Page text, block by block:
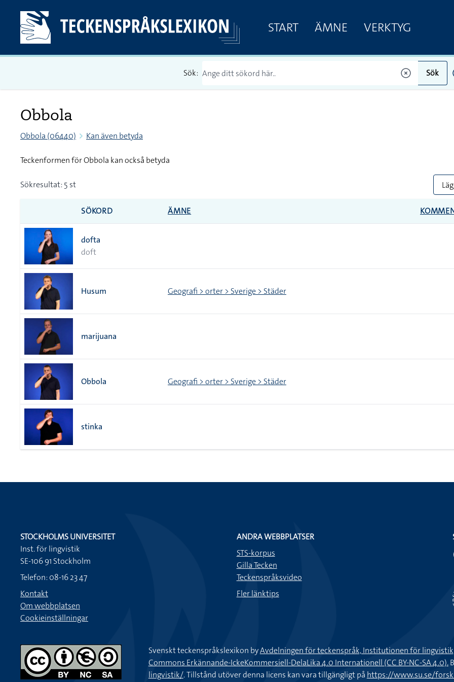
START ÄMNE VERKTYG
Sök: Sök
Obbola
Obbola (06440) Kan även betyda
Teckenformen för Obbola kan också betyda
Sökresultat: 5 st
SÖKORD ÄMNE
dofta
doft
Husum Geografi > orter > Sverige > Städer
marijuana
Obbola Geografi > orter > Sverige > Städer
stinka
STOCKHOLMS UNIVERSITET
Inst. för lingvistik
SE-106 91 Stockholm
Telefon: 08-16 23 47
Kontakt
Om webbplatsen
Cookieinställningar
ANDRA WEBBPLATSER
STS-korpus
Gilla Tecken
Teckenspråksvideo
Fler länktips
Svenskt teckenspråkslexikon byAvdelningen för teckenspråk, Institutionen för
Commons Erkännande-IckeKommersiell-DelaLika 4.0 Internationell (CC BY-NC-SA 4.0).
lingvistik/. Tillstånd utöver denna licens kan vara tillgängligt på https://www.su.se/